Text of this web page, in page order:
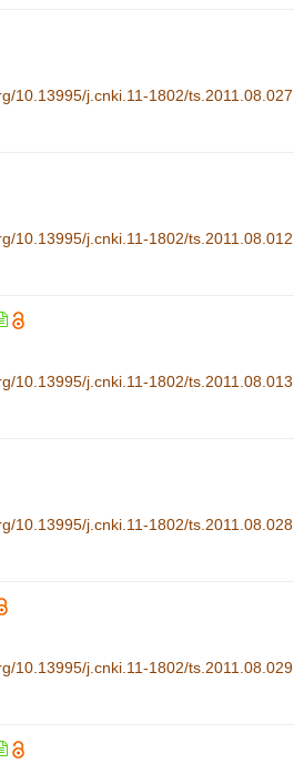
10.13995/j.cnki.11-1802/ts.2011.08.027
10.13995/j.cnki.11-1802/ts.2011.08.012
10.13995/j.cnki.11-1802/ts.2011.08.013
10.13995/j.cnki.11-1802/ts.2011.08.028
10.13995/j.cnki.11-1802/ts.2011.08.029